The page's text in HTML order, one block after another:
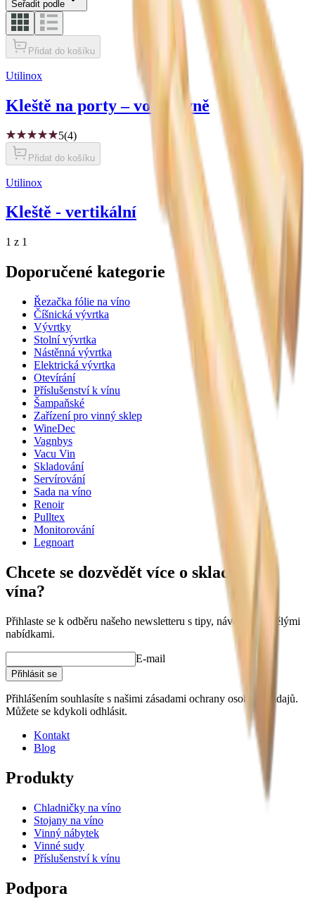
Seřadit podle
Přidat do košíku
Utilinox
Kleště na porty – vodorovně
5(4)
Přidat do košíku
Utilinox
Kleště - vertikální
1 z 1
Doporučené kategorie
Řezačka fólie na víno
Číšnická vývrtka
Vývrtky
Stolní vývrtka
Nástěnná vývrtka
Elektrická vývrtka
Otevírání
Příslušenství k vínu
Šampaňské
Zařízení pro vinný sklep
WineDec
Vagnbys
Vacu Vin
Skladování
Servírování
Sada na víno
Renoir
Pulltex
Monitorování
Legnoart
Chcete se dozvědět více o skladování
vína?
Přihlaste se k odběru našeho newsletteru s tipy, návody a skvělými
nabídkami.
E-mail
Přihlásit se
Přihlášením souhlasíte s našimi zásadami ochrany osobních údajů.
Můžete se kdykoli odhlásit.
Kontakt
Blog
Produkty
Chladničky na víno
Stojany na víno
Vinný nábytek
Vinné sudy
Příslušenství k vínu
Podpora